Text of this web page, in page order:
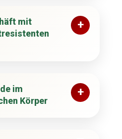
mit
+
im
Körper
+